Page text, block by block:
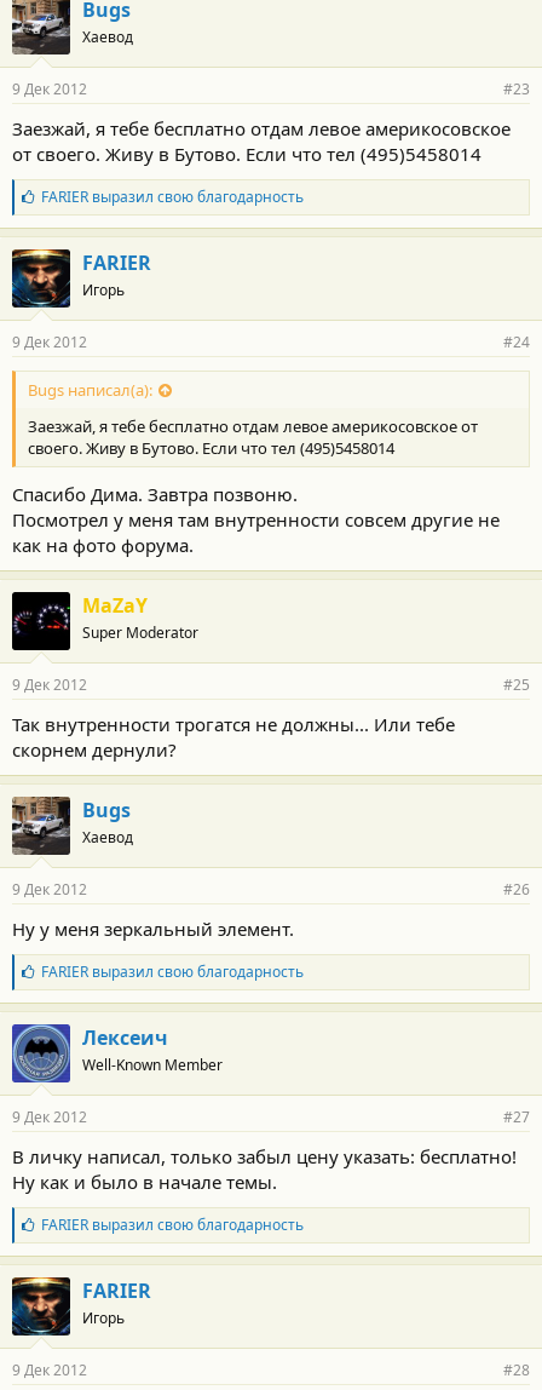
Bugs
Хаевод
9 Дек 2012 #23
Заезжай, я тебе бесплатно отдам левое америкосовское
от своего. Живу в Бутово. Если что тел (495)5458014
Б
л
а
г
о
д
а
н
о
с
и
:
FARIERвыразил свою благодарность
FARIER
Игорь
9 Дек 2012 #24
Bugs написал(а):
Заезжай, я тебе бесплатно отдам левое америкосовское от
своего. Живу в Бутово. Если что тел (495)5458014
Спасибо Дима. Завтра позвоню.
Посмотрел у меня там внутренности совсем другие не
как на фото форума.
MaZaY
Super Moderator
9 Дек 2012 #25
Так внутренности трогатся не должны... Или тебе
скорнем дернули?
Bugs
Хаевод
9 Дек 2012 #26
Ну у меня зеркальный элемент.
Б
л
а
г
о
д
а
н
с
т
и
:
FARIERвыразил свою благодарность
Лексеич
Well-Known Member
9 Дек 2012 #27
В личку написал, только забыл цену указать: бесплатно!
Ну как и было в начале темы.
Б
л
а
г
о
д
а
н
FARIERвыразил свою благодарность
FARIER
Игорь
9 Дек 2012 #28